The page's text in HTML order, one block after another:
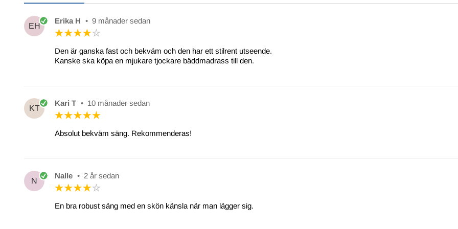
EH
Erika H • 9 månader sedan
Den är ganska fast och bekväm och den har ett stilrent utseende.
Kanske ska köpa en mjukare tjockare bäddmadrass till den.
KT
Kari T • 10 månader sedan
Absolut bekväm säng. Rekommenderas!
N
Nalle • 2 år sedan
En bra robust säng med en skön känsla när man lägger sig.